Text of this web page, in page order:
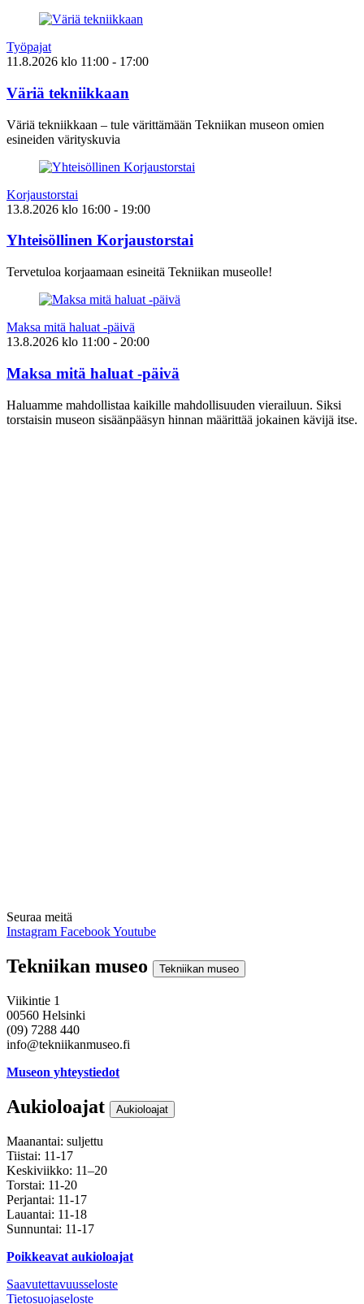
Työpajat
11.8.2026 klo 11:00 - 17:00
Väriä tekniikkaan
Väriä tekniikkaan – tule värittämään Tekniikan museon omien
esineiden värityskuvia
Korjaustorstai
13.8.2026 klo 16:00 - 19:00
Yhteisöllinen Korjaustorstai
Tervetuloa korjaamaan esineitä Tekniikan museolle!
Maksa mitä haluat -päivä
13.8.2026 klo 11:00 - 20:00
Maksa mitä haluat -päivä
Haluamme mahdollistaa kaikille mahdollisuuden vierailuun. Siksi
torstaisin museon sisäänpääsyn hinnan määrittää jokainen kävijä itse.
Seuraa meitä
Instagram FacebookYoutube
Tekniikan museo Tekniikan museo
Viikintie 1
00560 Helsinki
(09) 7288 440
info@tekniikanmuseo.fi
Museon yhteystiedot
Aukioloajat Aukioloajat
Maanantai: suljettu
Tiistai: 11-17
Keskiviikko: 11–20
Torstai: 11-20
Perjantai: 11-17
Lauantai: 11-18
Sunnuntai: 11-17
Poikkeavat aukioloajat
Saavutettavuusseloste
Tietosuojaseloste